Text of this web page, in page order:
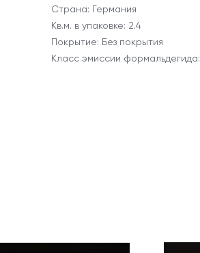
Страна: Германия
Кв.м. в упаковке: 2.4
Покрытие: Без покрытия
Класс эмиссии формальдегида: